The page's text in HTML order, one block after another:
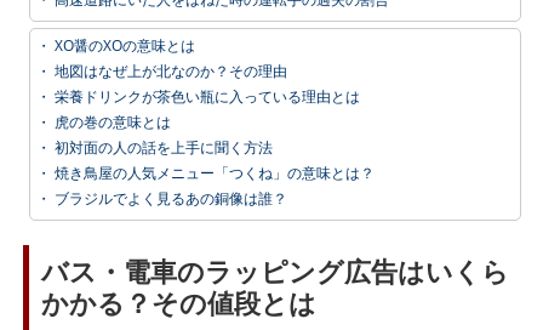
・ XO醤のXOの意味とは
・ 地図はなぜ上が北なのか？その理由
・ 栄養ドリンクが茶色い瓶に入っている理由とは
・ 虎の巻の意味とは
・ 初対面の人の話を上手に聞く方法
・ 焼き鳥屋の人気メニュー「つくね」の意味とは？
・ ブラジルでよく見るあの銅像は誰？
バス・電車のラッピング広告はいくら
かかる？その値段とは